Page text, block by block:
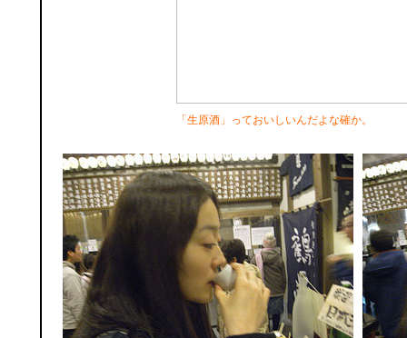
「生原酒」っておいしいんだよな確か。